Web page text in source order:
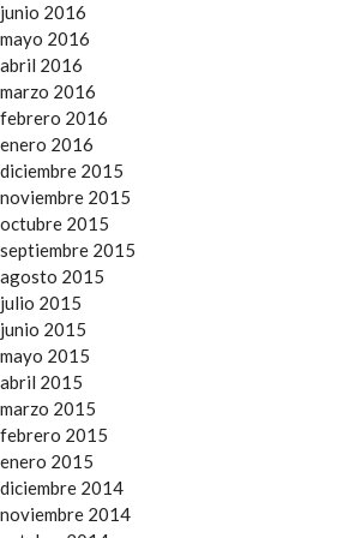
junio 2016
mayo 2016
abril 2016
marzo 2016
febrero 2016
enero 2016
diciembre 2015
noviembre 2015
octubre 2015
septiembre 2015
agosto 2015
julio 2015
junio 2015
mayo 2015
abril 2015
marzo 2015
febrero 2015
enero 2015
diciembre 2014
noviembre 2014